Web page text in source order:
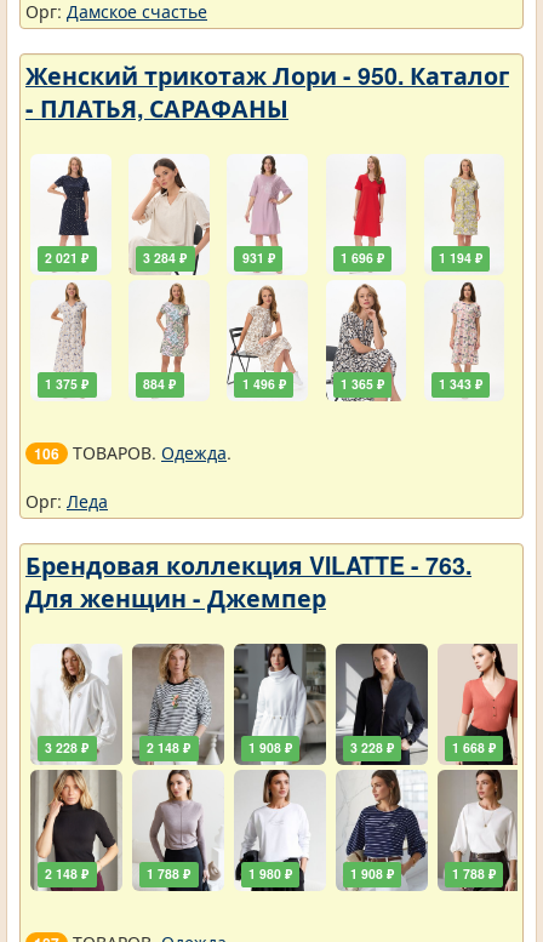
Орг: Дамское счастье
Женский трикотаж Лори - 950. Каталог
- ПЛАТЬЯ, САРАФАНЫ
2 021 ₽
1 375 ₽
3 284 ₽
884 ₽
931 ₽
1 496 ₽
1 696 ₽
1 365 ₽
1 194 ₽
1 343 ₽
106 ТОВАРОВ. Одежда.
Орг: Леда
Брендовая коллекция VILATTE - 763.
Для женщин - Джемпер
3 228 ₽
2 148 ₽
2 148 ₽
1 788 ₽
1 908 ₽
1 980 ₽
3 228 ₽
1 908 ₽
1 668 ₽
1 788 ₽